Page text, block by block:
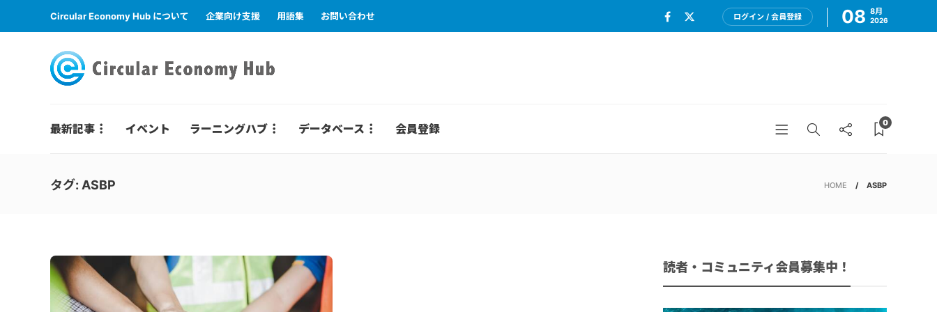
Circular Economy Hub について 企業向け支援 用語集 お問い合わせ ログイン / 会員登録 08 8月
2026
最新記事 イベント ラーニングハブ データベース 会員登録 0
タグ: ASBP HOME ASBP
読者・コミュニティ会員募集中！